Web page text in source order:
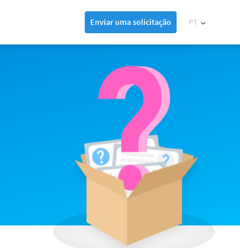
Enviar uma solicitação PT